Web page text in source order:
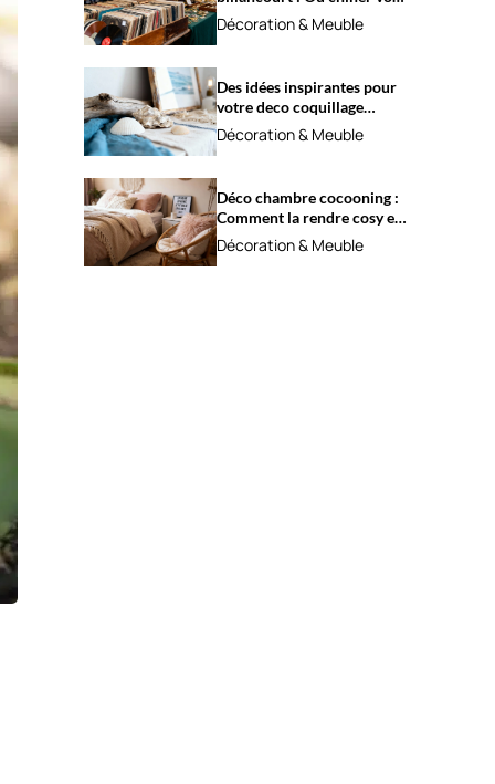
trésors ?
Décoration & Meuble
Des idées inspirantes pour
votre deco coquillage
marine
Décoration & Meuble
Déco chambre cocooning :
Comment la rendre cosy et
apaisante ?
Décoration & Meuble